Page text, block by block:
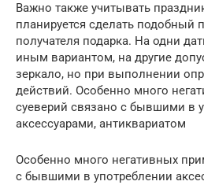
Важно также учитывать
планируется сделать подобный
получателя подарка. На одни
иным вариантом, на другие
зеркало, но при выполнении
действий. Особенно много
суеверий связано с бывшими в
аксессуарами, антиквариатом
Особенно много негативных
с бывшими в употреблении